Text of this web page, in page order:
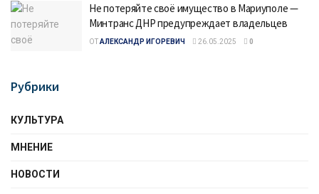
Не потеряйте своё имущество в Мариуполе —
Минтранс ДНР предупреждает владельцев
ОТАЛЕКСАНДР ИГОРЕВИЧ 26.05.2025 0
Рубрики
КУЛЬТУРА
МНЕНИЕ
НОВОСТИ